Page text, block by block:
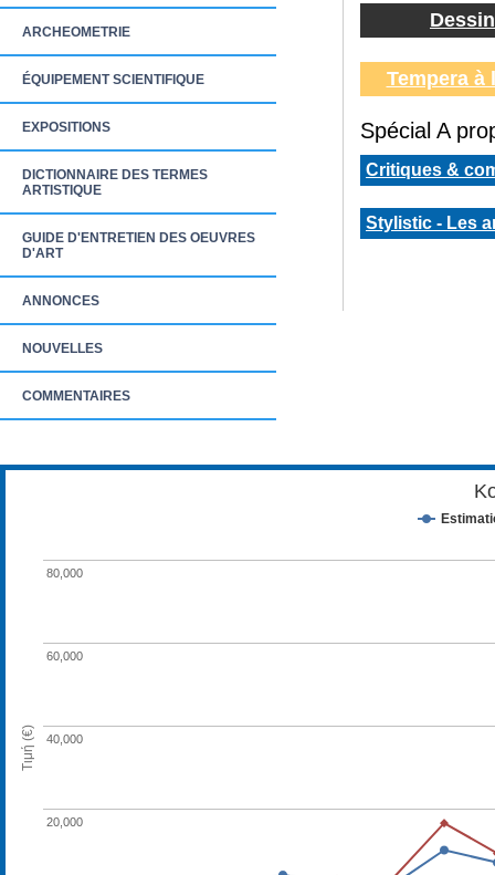
ARCHEOMETRIE
ÉQUIPEMENT SCIENTIFIQUE
EXPOSITIONS
DICTIONNAIRE DES TERMES
ARTISTIQUE
GUIDE D'ENTRETIEN DES OEUVRES
D'ART
ANNONCES
NOUVELLES
COMMENTAIRES
Tempera à
Spécial A
Critiques &
Stylistic - Les
Τιμή (€)
20,000
40,000
60,000
80,000